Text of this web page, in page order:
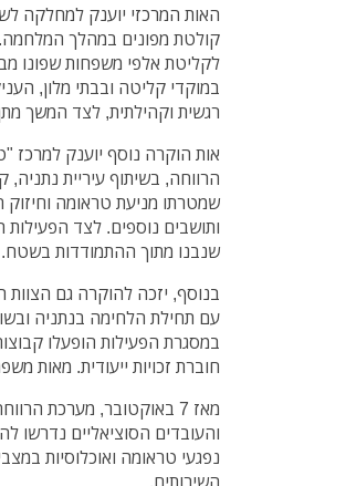
האות המרכזי יוענק למחלקה
קולטת מפונים במהלך
לקליטת אלפי משפחות שפונו
במוקדי קליטה ובבתי מלון,
רגשית וקהילתית, לצד המשך
אות הוקרה נוסף יוענק
הרווחה, בשיתוף עיריית
שמטרתו מניעת טראומה וחיזוק
ותושבים נוספים. לצד הפעילות
שנבנו מתוך ההתמודדות בשטח.
בנוסף, יזכה להוקרה גם הצוות
עם תחילת הלחימה בנתניה
במסגרת הפעילות הופעלו
חוברת זכויות ייעודית. מאות
מאז 7 באוקטובר, מערכת
והעובדים הסוציאליים נדרשו
נפגעי טראומה ואוכלוסיות